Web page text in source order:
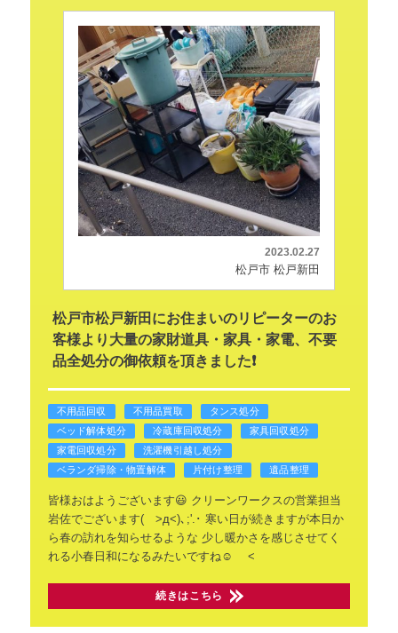
2023.02.27
松戸市 松戸新田
松戸市松戸新田にお住まいのリピーターのお
客様より大量の家財道具・家具・家電、不要
品全処分の御依頼を頂きました❗
不用品回収 不用品買取
タンス処分
ベッド解体処分
冷蔵庫回収処分
家具回収処分
家電回収処分
洗濯機引越し処分
ベランダ掃除・物置解体
片付け整理 遺品整理
皆様おはようございます😃 クリーンワークスの営業担当
岩佐でございます( >д<)､;'.･ 寒い日が続きますが本日か
ら春の訪れを知らせるような 少し暖かさを感じさせてく
れる小春日和になるみたいですね☺️
<
続きはこちら